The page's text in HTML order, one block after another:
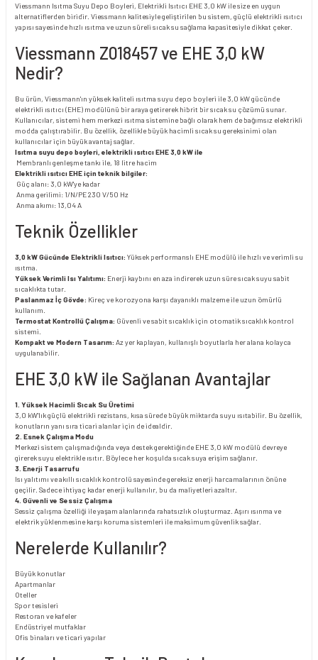
Viessmann Isıtma Suyu Depo Boyleri, Elektrikli Isıtıcı EHE 3,0 kW ile size en uygun
alternatiflerden biridir. Viessmann kalitesiyle geliştirilen bu sistem, güçlü elektrikli ısıtıcı
yapısı sayesinde hızlı ısıtma ve uzun süreli sıcak su sağlama kapasitesiyle dikkat çeker.
Viessmann Z018457 ve EHE 3,0 kW
Nedir?
Bu ürün, Viessmann'ın yüksek kaliteli ısıtma suyu depo boyleri ile 3,0 kW gücünde
elektrikli ısıtıcı (EHE) modülünü bir araya getirerek hibrit bir sıcak su çözümü sunar.
Kullanıcılar, sistemi hem merkezi ısıtma sistemine bağlı olarak hem de bağımsız elektrikli
modda çalıştırabilir. Bu özellik, özellikle büyük hacimli sıcak su gereksinimi olan
kullanıcılar için büyük avantaj sağlar.
Isıtma suyu depo boyleri, elektrikli ısıtıcı EHE 3,0 kW ile
Membranlı genleşme tankı ile, 18 litre hacim
Elektrikli ısıtıcı EHE için teknik bilgiler:
Güç alanı: 3,0 kW'ye kadar
Anma gerilimi: 1/N/PE 230 V/50 Hz
Anma akımı: 13,04 A
Teknik Özellikler
3,0 kW Gücünde Elektrikli Isıtıcı: Yüksek performanslı EHE modülü ile hızlı ve verimli su
ısıtma.
Yüksek Verimli Isı Yalıtımı: Enerji kaybını en aza indirerek uzun süre sıcak suyu sabit
sıcaklıkta tutar.
Paslanmaz İç Gövde: Kireç ve korozyona karşı dayanıklı malzeme ile uzun ömürlü
kullanım.
Termostat Kontrollü Çalışma: Güvenli ve sabit sıcaklık için otomatik sıcaklık kontrol
sistemi.
Kompakt ve Modern Tasarım: Az yer kaplayan, kullanışlı boyutlarla her alana kolayca
uygulanabilir.
EHE 3,0 kW ile Sağlanan Avantajlar
1. Yüksek Hacimli Sıcak Su Üretimi
3,0 kW'lık güçlü elektrikli rezistans, kısa sürede büyük miktarda suyu ısıtabilir. Bu özellik,
konutların yanı sıra ticari alanlar için de idealdir.
2. Esnek Çalışma Modu
Merkezi sistem çalışmadığında veya destek gerektiğinde EHE 3,0 kW modülü devreye
girerek suyu elektrikle ısıtır. Böylece her koşulda sıcak suya erişim sağlanır.
3. Enerji Tasarrufu
Isı yalıtımı ve akıllı sıcaklık kontrolü sayesinde gereksiz enerji harcamalarının önüne
geçilir. Sadece ihtiyaç kadar enerji kullanılır, bu da maliyetleri azaltır.
4. Güvenli ve Sessiz Çalışma
Sessiz çalışma özelliği ile yaşam alanlarında rahatsızlık oluşturmaz. Aşırı ısınma ve
elektrik yüklenmesine karşı koruma sistemleri ile maksimum güvenlik sağlar.
Nerelerde Kullanılır?
Büyük konutlar
Apartmanlar
Oteller
Spor tesisleri
Restoran ve kafeler
Endüstriyel mutfaklar
Ofis binaları ve ticari yapılar